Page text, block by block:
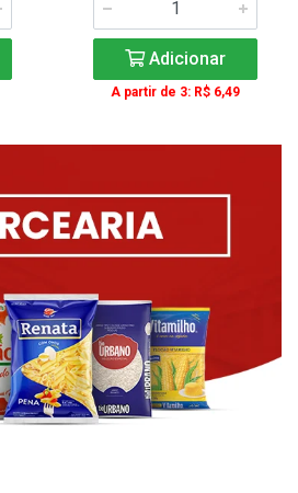
Adicionar
A partir de 3: R$ 6,49